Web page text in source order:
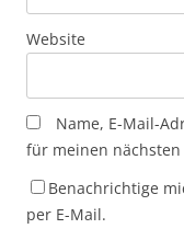
Website
Name, E-Mail-
für meinen
Benachrichtige
per E-Mail.